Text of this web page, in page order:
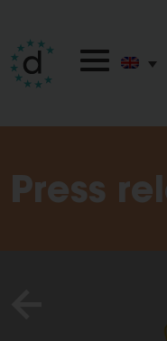
Press